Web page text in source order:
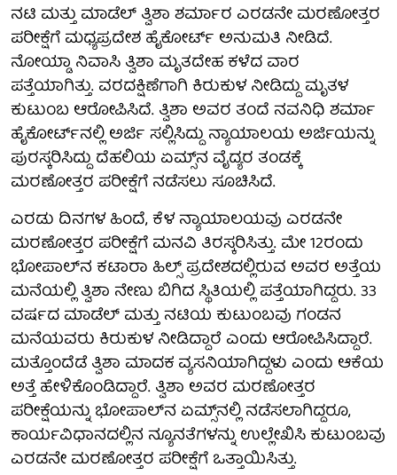
ನಟಿ ಮತ್ತು ಮಾಡೆಲ್ ತ್ವಿಶಾ ಶರ್ಮಾರ ಎರಡನೇ ಮರಣೋತ್ತರ
ಪರೀಕ್ಷೆಗೆ ಮಧ್ಯಪ್ರದೇಶ ಹೈಕೋರ್ಟ್ ಅನುಮತಿ ನೀಡಿದೆ.
ನೋಯ್ಡಾ ನಿವಾಸಿ ತ್ವಿಶಾ ಮೃತದೇಹ ಕಳೆದ ವಾರ
ಪತ್ತೆಯಾಗಿತ್ತು. ವರದಕ್ಷಿಣೆಗಾಗಿ ಕಿರುಕುಳ ನೀಡಿದ್ದು ಮೃತಳ
ಕುಟುಂಬ ಆರೋಪಿಸಿದೆ. ತ್ವಿಶಾ ಅವರ ತಂದೆ ನವನಿಧಿ ಶರ್ಮಾ
ಹೈಕೋರ್ಟ್‌ನಲ್ಲಿ ಅರ್ಜಿ ಸಲ್ಲಿಸಿದ್ದು ನ್ಯಾಯಾಲಯ ಅರ್ಜಿಯನ್ನು
ಪುರಸ್ಕರಿಸಿದ್ದು ದೆಹಲಿಯ ಏಮ್ಸ್‌ನ ವೈದ್ಯರ ತಂಡಕ್ಕೆ
ಮರಣೋತ್ತರ ಪರೀಕ್ಷೆಗೆ ನಡೆಸಲು ಸೂಚಿಸಿದೆ.
ಎರಡು ದಿನಗಳ ಹಿಂದೆ, ಕೆಳ ನ್ಯಾಯಾಲಯವು ಎರಡನೇ
ಮರಣೋತ್ತರ ಪರೀಕ್ಷೆಗೆ ಮನವಿ ತಿರಸ್ಕರಿಸಿತ್ತು. ಮೇ 12ರಂದು
ಭೋಪಾಲ್‌ನ ಕಟಾರಾ ಹಿಲ್ಸ್ ಪ್ರದೇಶದಲ್ಲಿರುವ ಅವರ ಅತ್ತೆಯ
ಮನೆಯಲ್ಲಿ ತ್ವಿಶಾ ನೇಣು ಬಿಗಿದ ಸ್ಥಿತಿಯಲ್ಲಿ ಪತ್ತೆಯಾಗಿದ್ದರು. 33
ವರ್ಷದ ಮಾಡೆಲ್ ಮತ್ತು ನಟಿಯ ಕುಟುಂಬವು ಗಂಡನ
ಮನೆಯವರು ಕಿರುಕುಳ ನೀಡಿದ್ದಾರೆ ಎಂದು ಆರೋಪಿಸಿದ್ದಾರೆ.
ಮತ್ತೊಂದೆಡೆ ತ್ವಿಶಾ ಮಾದಕ ವ್ಯಸನಿಯಾಗಿದ್ದಳು ಎಂದು ಆಕೆಯ
ಅತ್ತೆ ಹೇಳಿಕೊಂಡಿದ್ದಾರೆ. ತ್ವಿಶಾ ಅವರ ಮರಣೋತ್ತರ
ಪರೀಕ್ಷೆಯನ್ನು ಭೋಪಾಲ್‌ನ ಏಮ್ಸ್‌ನಲ್ಲಿ ನಡೆಸಲಾಗಿದ್ದರೂ,
ಕಾರ್ಯವಿಧಾನದಲ್ಲಿನ ನ್ಯೂನತೆಗಳನ್ನು ಉಲ್ಲೇಖಿಸಿ ಕುಟುಂಬವು
ಎರಡನೇ ಮರಣೋತ್ತರ ಪರೀಕ್ಷೆಗೆ ಒತ್ತಾಯಿಸಿತ್ತು.